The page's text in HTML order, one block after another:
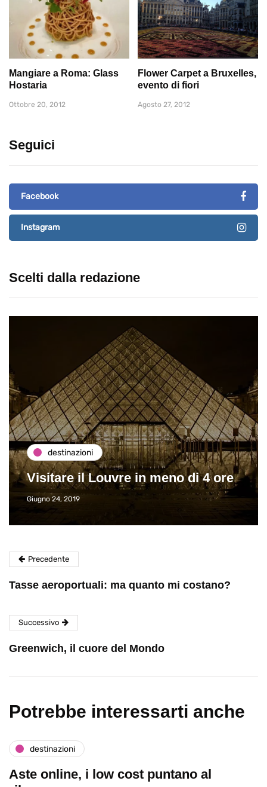
Mangiare a Roma: Glass
Hostaria
Ottobre 20, 2012
Flower Carpet a Bruxelles,
evento di fiori
Agosto 27, 2012
Seguici
Facebook
Instagram
Scelti dalla redazione
destinazioni
Visitare il Louvre in meno di 4 ore
Giugno 24, 2019
Precedente
Tasse aeroportuali: ma quanto mi costano?
Successivo
Greenwich, il cuore del Mondo
Potrebbe interessarti anche
destinazioni
Aste online, i low cost puntano al